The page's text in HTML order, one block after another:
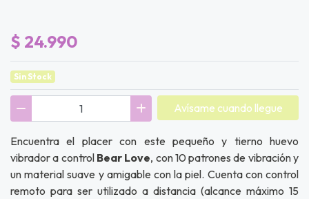
$ 24.990
Sin Stock
Avísame cuando llegue
Encuentra el placer con este pequeño y tierno huevo
vibrador a control Bear Love, con 10 patrones de vibración y
un material suave y amigable con la piel. Cuenta con control
remoto para ser utilizado a distancia (alcance máximo 15